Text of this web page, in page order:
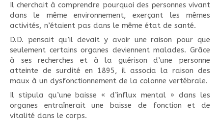
Il cherchait à comprendre pourquoi des personnes vivant
dans le même environnement, exerçant les mêmes
activités, n’étaient pas dans le même état de santé.
D.D. pensait qu’il devait y avoir une raison pour que
seulement certains organes deviennent malades. Grâce
à ses recherches et à la guérison d’une personne
atteinte de surdité en 1895, il associa la raison des
maux à un dysfonctionnement de la colonne vertébrale.
Il stipula qu’une baisse « d’influx mental » dans les
organes entraînerait une baisse de fonction et de
vitalité dans le corps.